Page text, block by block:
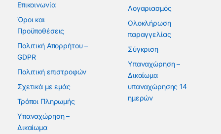
Επικοινωνία
Όροι και
Προϋποθέσεις
Πολιτική Απορρήτου –
GDPR
Πολιτική επιστροφών
Σχετικά με εμάς
Τρόποι Πληρωμής
Υπαναχώρηση –
Δικαίωμα
Λογαριασμός
Ολοκλήρωση
παραγγελίας
Σύγκριση
Υπαναχώρηση –
Δικαίωμα
υπαναχώρησης 14
ημερών